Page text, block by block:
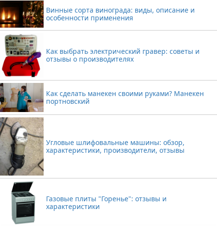
Винные сорта винограда: виды, описание и
особенности применения
Как выбрать электрический гравер: советы и
отзывы о производителях
Как сделать манекен своими руками? Манекен
портновский
Угловые шлифовальные машины: обзор,
характеристики, производители, отзывы
Газовые плиты "Горенье": отзывы и
характеристики